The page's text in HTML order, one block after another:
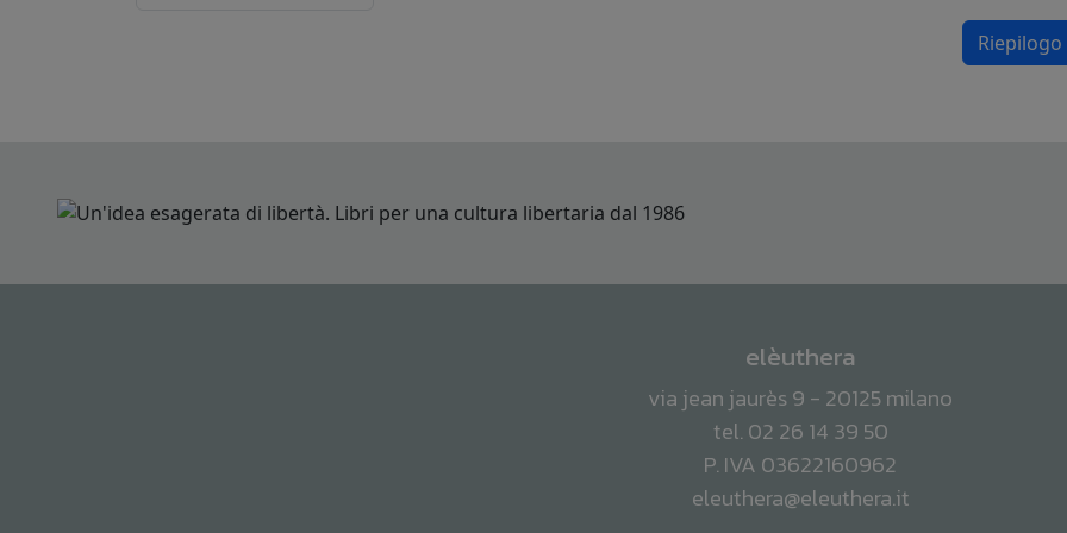
elèuthera
via jean jaurès 9 - 20125 milano
tel. 02 26 14 39 50
P. IVA 03622160962
eleuthera@eleuthera.it